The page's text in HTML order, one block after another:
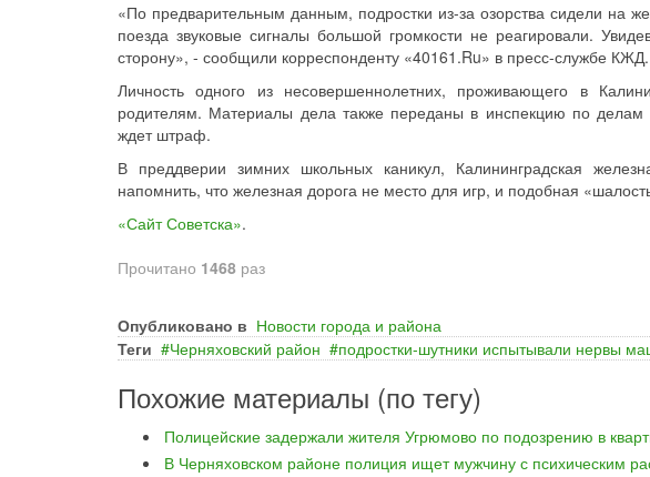
«По предварительным данным, подростки из-за озорства сидели на
поезда звуковые сигналы большой громкости не реагировали.
сторону», - сообщили корреспонденту «40161.Ru» в пресс-службе КЖД.
Личность одного из несовершеннолетних, проживающего в
родителям. Материалы дела также переданы в инспекцию по делам
ждет штраф.
В преддверии зимних школьных каникул, Калининградская
напомнить, что железная дорога не место для игр, и подобная
«Сайт Советска».
Прочитано 1468 раз
Опубликовано в Новости города и района
Теги
Черняховский район подростки-шутники испытывали нервы
Похожие материалы (по тегу)
Полицейские задержали жителя Угрюмово по подозрению в
В Черняховском районе полиция ищет мужчину с психическим